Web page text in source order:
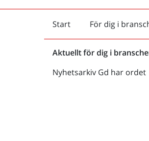
Start
Startsida För dig i
Aktuellt för dig i
Nyhetsarkiv Gd har ordet